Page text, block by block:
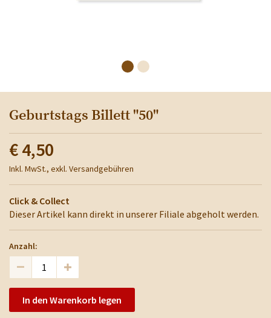
Geburtstags Billett "50"
€ 4,50
Inkl. MwSt., exkl. Versandgebühren
Click & Collect
Dieser Artikel kann direkt in unserer Filiale abgeholt werden.
Anzahl:
In den Warenkorb legen